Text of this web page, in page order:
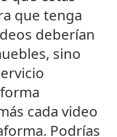
que tenga
deberían
sino
cada video
Podrías